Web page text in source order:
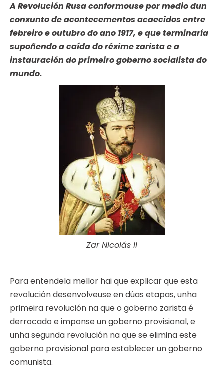
A Revolución Rusa conformouse por medio dun
conxunto de acontecementos acaecidos entre
febreiro e outubro do ano 1917, e que terminaría
supoñendo a caída do réxime zarista e a
instauración do primeiro goberno socialista do
mundo.
Zar Nicolás II
Para entendela mellor hai que explicar que esta
revolución desenvolveuse en dúas etapas, unha
primeira revolución na que o goberno zarista é
derrocado e imponse un goberno provisional, e
unha segunda revolución na que se elimina este
goberno provisional para establecer un goberno
comunista.